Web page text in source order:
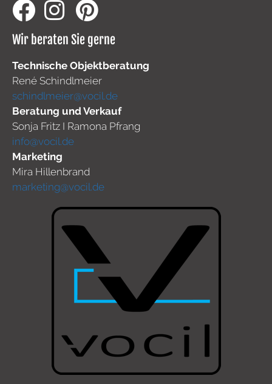
Wir beraten Sie gerne
Technische Objektberatung
René Schindlmeier
schindlmeier@vocil.de
Beratung und Verkauf
Sonja Fritz I Ramona Pfrang
info@vocil.de
Marketing
Mira Hillenbrand
marketing@vocil.de